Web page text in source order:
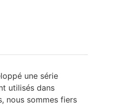
une série
utilisés dans
nous sommes fiers